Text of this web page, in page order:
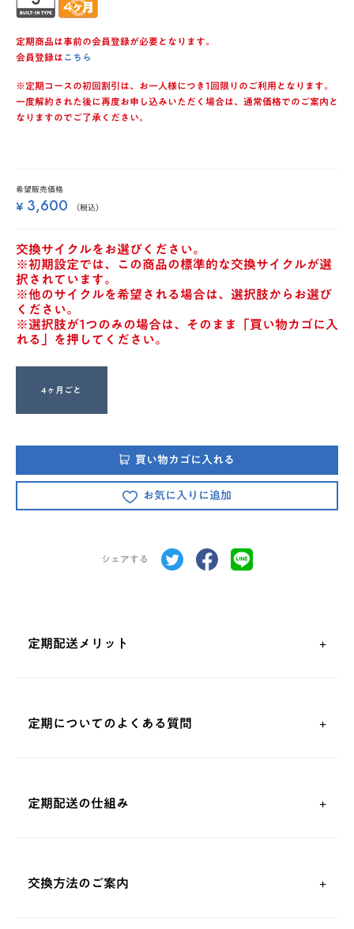
定期商品は事前の会員登録が必要となります。
会員登録はこちら
※定期コースの初回割引は、お一人様につき1回限りのご利用となります。
一度解約された後に再度お申し込みいただく場合は、通常価格でのご案内と
なりますのでご了承ください。
希望販売価格
¥ 3,600 （税込）
交換サイクルをお選びください。
※初期設定では、この商品の標準的な交換サイクルが選
択されています。
※他のサイクルを希望される場合は、選択肢からお選び
ください。
※選択肢が1つのみの場合は、そのまま「買い物カゴに入
れる」を押してください。
4ヶ月ごと
買い物カゴに入れる
お気に入りに追加
シェアする
定期配送メリット
定期についてのよくある質問
定期配送の仕組み
交換方法のご案内